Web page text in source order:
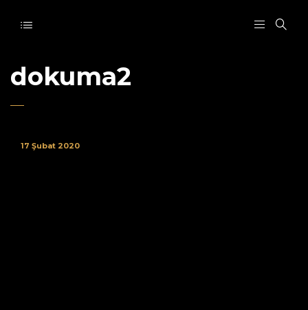
dokuma2
17 Şubat 2020